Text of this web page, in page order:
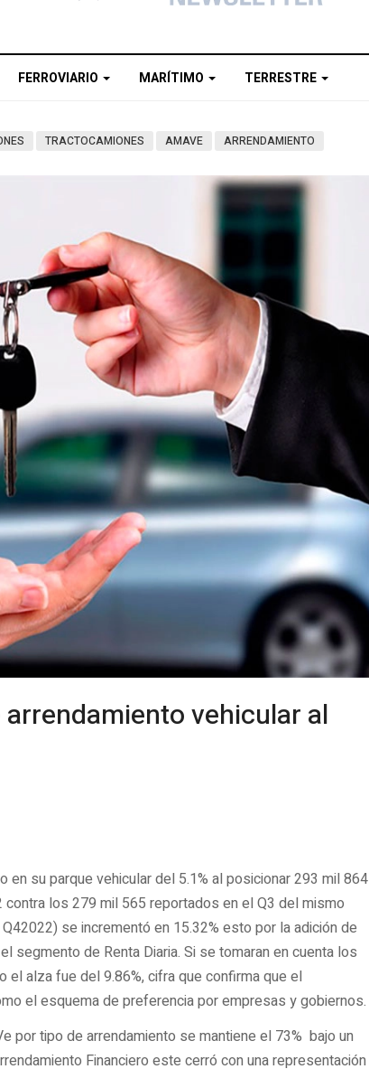
FERROVIARIO MARÍTIMO TERRESTRE
TRACTOCAMIONES AMAVE ARRENDAMIENTO
vehicular al
su parque vehicular del 5.1% al posicionar 293 mil 864
los 279 mil 565 reportados en el Q3 del mismo
se incrementó en 15.32% esto por la adición de
segmento de Renta Diaria. Si se tomaran en cuenta los
alza fue del 9.86%, cifra que confirma que el
el esquema de preferencia por empresas y gobiernos.
por tipo de arrendamiento se mantiene el 73% bajo un
Financiero este cerró con una representación